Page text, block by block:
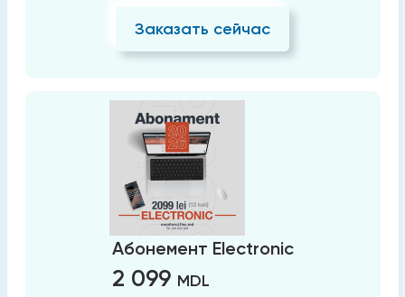
Заказать сейчас
Абонемент Electronic
2 099 MDL